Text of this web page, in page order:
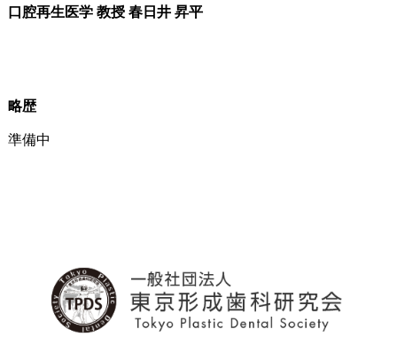
口腔再生医学 教授 春日井 昇平
略歴
準備中